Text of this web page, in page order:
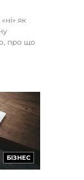
як
про що
БІЗНЕС